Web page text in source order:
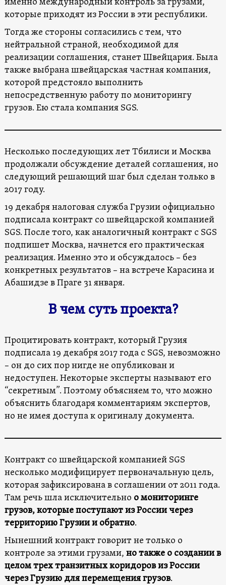
которые приходят из России в эти республики.
Тогда же стороны согласились с тем, что
нейтральной страной, необходимой для
реализации соглашения, станет Швейцария. Была
также выбрана швейцарская частная компания,
которой предстояло выполнить
непосредственную работу по мониторингу
грузов. Ею стала компания SGS.
Несколько последующих лет Тбилиси и Москва
продолжали обсуждение деталей соглашения, но
следующий решающий шаг был сделан только в
2017 году.
19 декабря налоговая служба Грузии официально
подписала контракт со швейцарской компанией
SGS. После того, как аналогичный контракт с SGS
подпишет Москва, начнется его практическая
реализация. Именно это и обсуждалось – без
конкретных результатов – на встрече Карасина и
Абашидзе в Праге 31 января.
В чем суть проекта?
Процитировать контракт, который Грузия
подписала 19 декабря 2017 года с SGS, невозможно
– он до сих пор нигде не опубликован и
недоступен. Некоторые эксперты называют его
“секретным”. Поэтому объясняем то, что можно
объяснить благодаря комментариям экспертов,
но не имея доступа к оригиналу документа.
Контракт со швейцарской компанией SGS
несколько модифицирует первоначальную цель,
которая зафиксирована в соглашении от 2011 года.
Там речь шла исключительно о мониторинге
грузов, которые поступают из России через
территорию Грузии и обратно.
Нынешний контракт говорит не только о
контроле за этими грузами, но также о созданиив
целом трех транзитных коридоров из России
через Грузию для перемещения грузов.